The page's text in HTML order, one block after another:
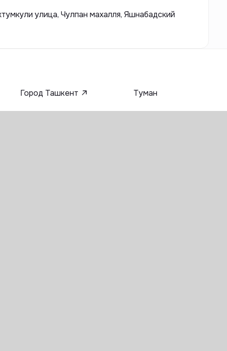
улица, Чулпан махалля, Яшнабадский
Город Ташкент Туман